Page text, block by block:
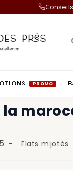
Plats mijotés